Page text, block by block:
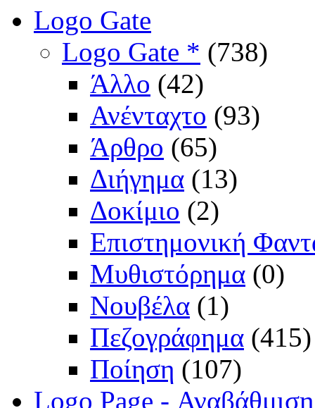
Logo Gate
Logo Gate * (738)
Άλλο (42)
Ανένταχτο (93)
Άρθρο (65)
Διήγημα (13)
Δοκίμιο (2)
Επιστημονική
Μυθιστόρημα (0)
Νουβέλα (1)
Πεζογράφημα (415)
Ποίηση (107)
Logo Page -